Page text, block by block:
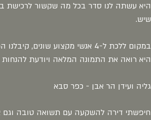
היא עשתה לנו סדר בכל מה שקשור לרכישת
שיש.
במקום ללכת ל-4 אנשי מקצוע שונים, קיבלנו הכל מאשה חכמה ומקסימה אחת.
היא רואה את התמונה המלאה ויודעת
גליה ועידן הר אבן - כפר סבא
חיפשתי דירה להשקעה עם תשואה טובה וגם